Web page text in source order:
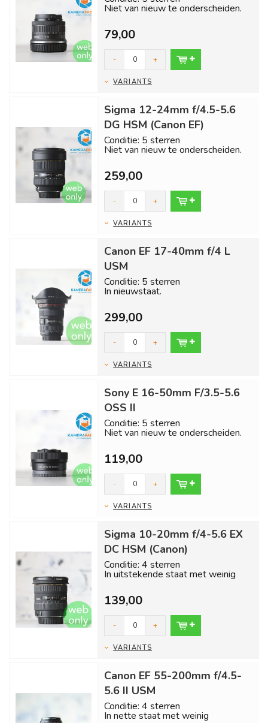
Niet van nieuw te onderscheiden.
Inclusief 1 jaar garantie en gratis
verzend...
79,00
- +
VARIANTS
Sigma 12-24mm f/4.5-5.6
DG HSM (Canon EF)
Conditie: 5 sterren
Niet van nieuw te onderscheiden.
Inclusief 1 jaar garantie en gratis
verzend...
259,00
- +
VARIANTS
Canon EF 17-40mm f/4 L
USM
Conditie: 5 sterren
In nieuwstaat.
Inclusief 1 jaar garantie en gratis
verzending binnen 24 uur!...
299,00
- +
VARIANTS
Sony E 16-50mm F/3.5-5.6
OSS II
Conditie: 5 sterren
Niet van nieuw te onderscheiden.
Inclusief 1 jaar garantie en gratis
verzend...
119,00
- +
VARIANTS
Sigma 10-20mm f/4-5.6 EX
DC HSM (Canon)
Conditie: 4 sterren
In uitstekende staat met weinig
Inclusief 6 maanden garantie...
139,00
- +
VARIANTS
Canon EF 55-200mm f/4.5-
5.6 II USM
Conditie: 4 sterren
In nette staat met weinig